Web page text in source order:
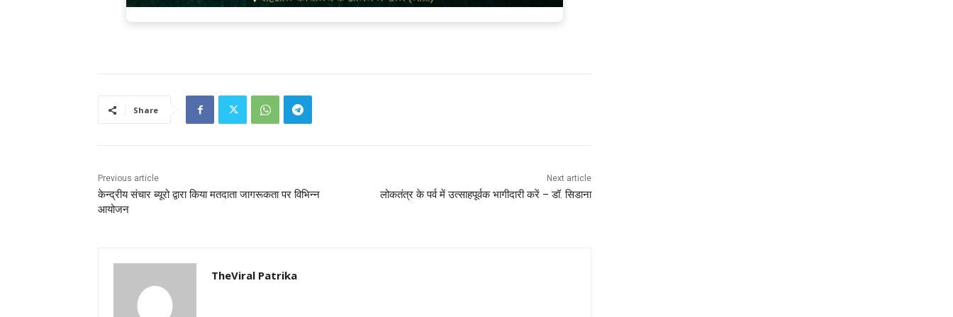
Share
Previous article
केन्द्रीय संचार ब्यूरो द्वारा किया मतदाता जागरूकता पर विभिन्न
आयोजन
Next article
लोकतंत्र के पर्व में उत्साहपूर्वक भागीदारी करें – डॉ. सिडाना
TheViral Patrika